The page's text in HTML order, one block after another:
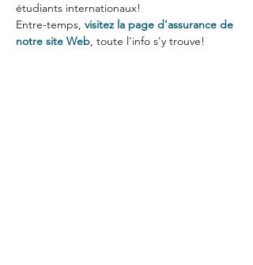
étudiants internationaux!
Entre-temps, visitez la page d'assurance de
notre site Web, toute l'info s'y trouve!